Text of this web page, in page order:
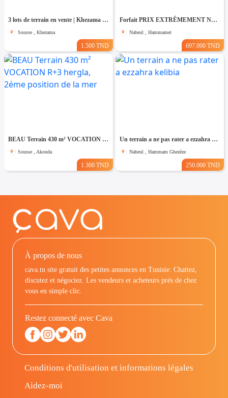
3 lots de terrain en vente | Khezama Jawhara Sousse
Sousse , Khezama
1.500 TND
Forfait PRIX EXTRÊMEMENT NÉGOCIABLE Terrain entièrement clôturé à HAMMAMET 8200m²
Nabeul , Hammamet
697.000 TND
BEAU Terrain 430 m² VOCATION R+3 hergla, 2éme position de la mer
Sousse , Akouda
1.300 TND
Un terrain a ne pas rater a ezzahra kelibia
Nabeul , Hammam Ghezèze
250.000 TND
À propos de nous
cava.tn site gratuit des petites annonces en Tunisie: Chattez,
discutez et négociez. Les vendeurs et acheteurs prés de chez
vous en simple clic.
Restez connecté avec Cava
Conditions d'utilisation et informations légales
Aidez-moi